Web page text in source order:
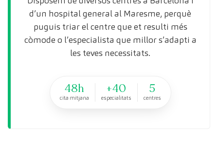
d’un hospital general al Maresme, perquè
puguis triar el centre que et resulti més
còmode o l’especialista que millor s’adapti a
les teves necessitats.
48h
cita mitjana
+40
especialitats
5
centres